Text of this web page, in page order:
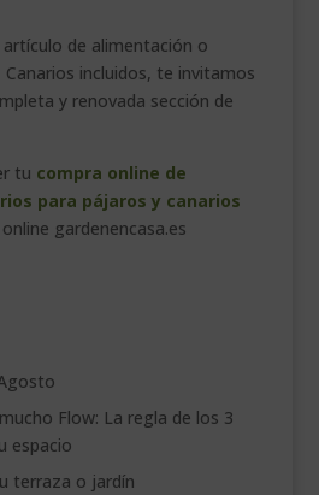
artículo de alimentación o
Canarios incluidos, te invitamos
y renovada sección de
tu compra online de
para pájaros y canarios
gardenencasa.es
Flow: La regla de los 3
espacio
terraza o jardín